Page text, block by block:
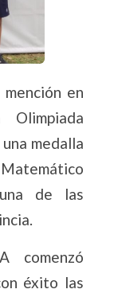
en
medalla
de las
comenzó
éxito las